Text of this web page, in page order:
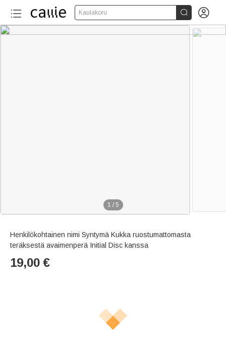
Kaulakoru  
1 / 5
Henkilökohtainen nimi Syntymä Kukka ruostumattomasta
teräksestä avaimenperä Initial Disc kanssa
19,00 €